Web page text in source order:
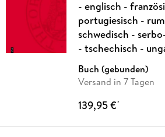
- englisch -
portugiesisch -
schwedisch -
- tschechisch -
Buch (gebunden)
Versand in 7 Tagen
139,95 €*